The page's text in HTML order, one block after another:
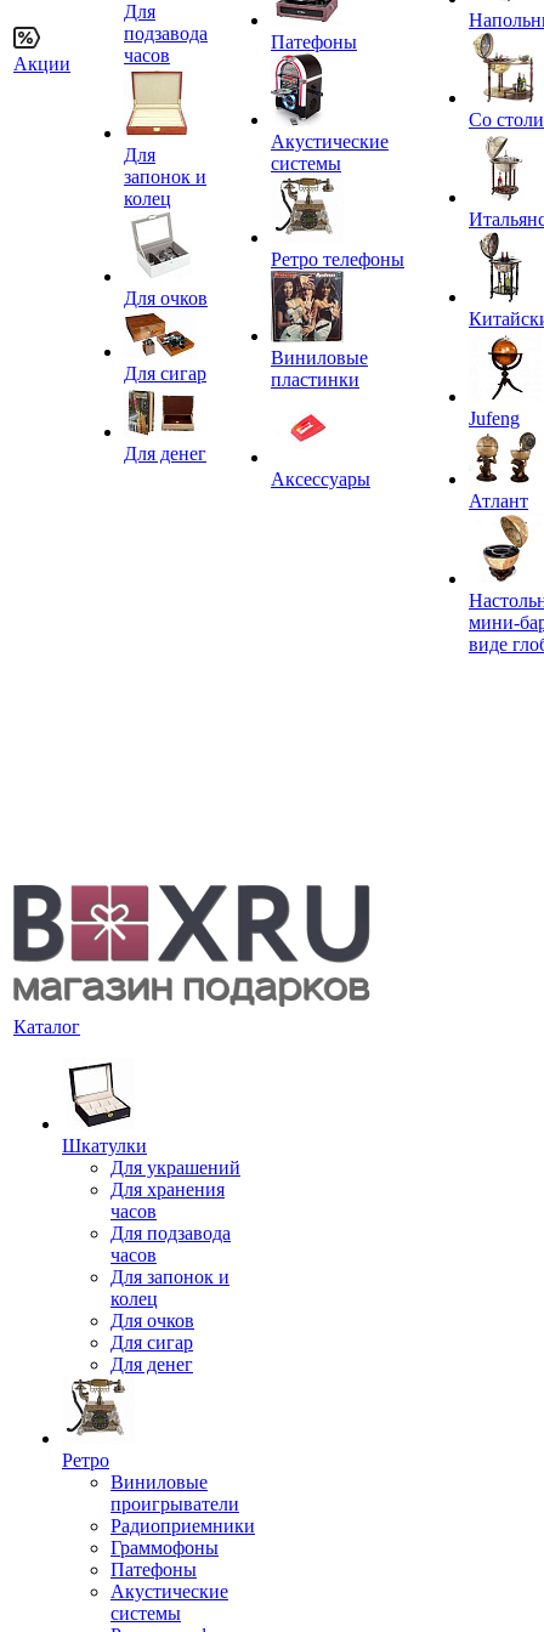
Акции
Для
подзавода
часов
Для
запонок и
колец
Для очков
Для сигар
Для денег
Патефоны
Акустические
системы
Ретро телефоны
Виниловые
пластинки
Аксессуары
Со
Jufeng
Атлант
мини-
виде
Каталог
Шкатулки
Для украшений
Для хранения
часов
Для подзавода
часов
Для запонок и
колец
Для очков
Для сигар
Для денег
Ретро
Виниловые
проигрыватели
Радиоприемники
Граммофоны
Патефоны
Акустические
системы